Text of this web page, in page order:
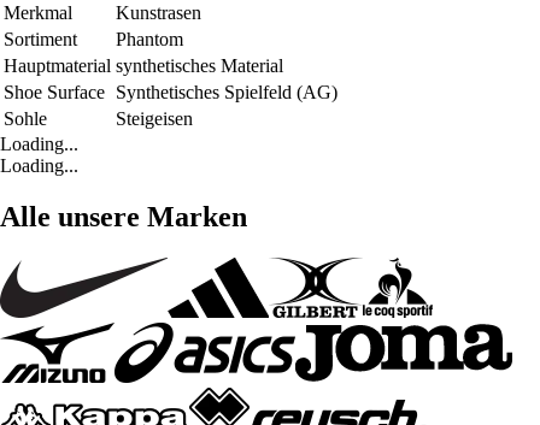
Merkmal
Kunstrasen
Sortiment
Phantom
Hauptmaterial synthetisches Material
Shoe Surface Synthetisches Spielfeld (AG)
Sohle
Steigeisen
Loading...
Loading...
Alle unsere Marken